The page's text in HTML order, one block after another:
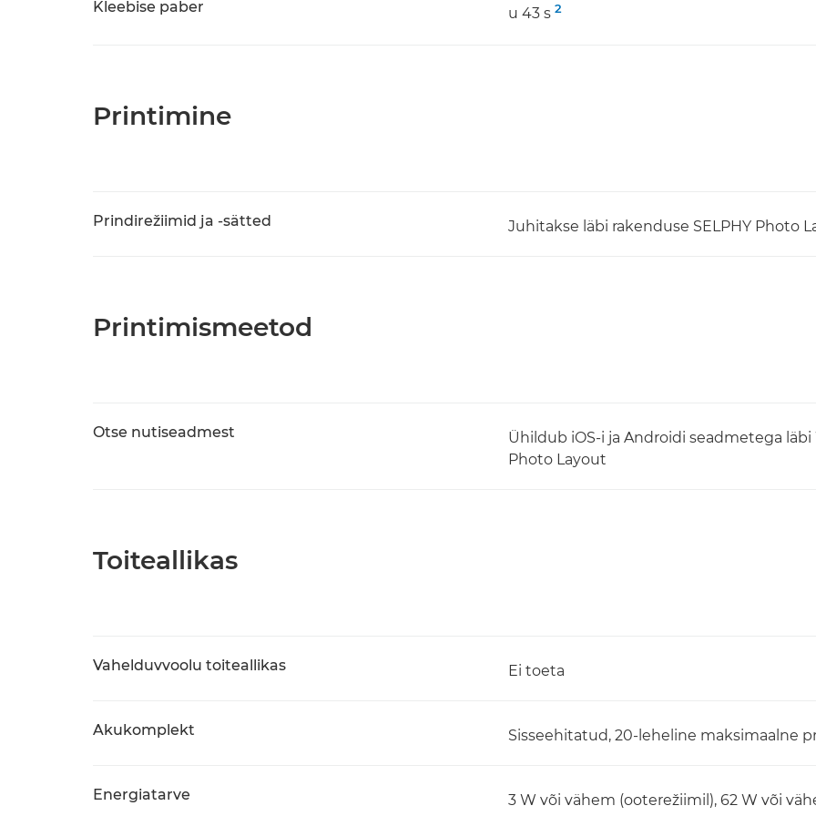
Kleebise paber u 43 s 2
Printimine
Prindirežiimid ja -sätted Juhitakse läbi rakenduse SELPHY Photo
Printimismeetod
Otse nutiseadmest
Ühildub iOS-i ja Androidi seadmetega
Photo Layout
Toiteallikas
Vahelduvvoolu toiteallikas Ei toeta
Akukomplekt Sisseehitatud, 20-leheline maksimaalne
Energiatarve 3 W või vähem (ooterežiimil), 62 W või